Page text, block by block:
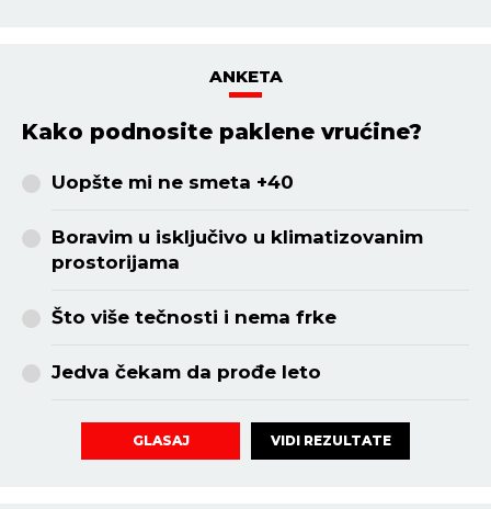
ANKETA
Kako podnosite paklene vrućine?
Uopšte mi ne smeta +40
Boravim u isključivo u klimatizovanim
prostorijama
Što više tečnosti i nema frke
Jedva čekam da prođe leto
GLASAJ VIDI REZULTATE